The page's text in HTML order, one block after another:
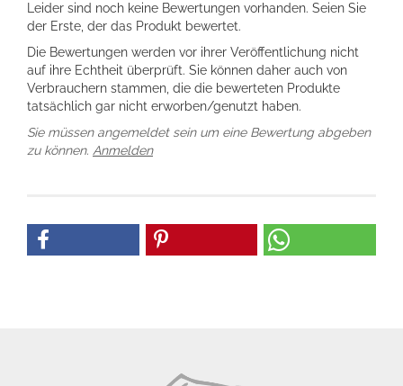
Leider sind noch keine Bewertungen vorhanden. Seien Sie
der Erste, der das Produkt bewertet.
Die Bewertungen werden vor ihrer Veröffentlichung nicht
auf ihre Echtheit überprüft. Sie können daher auch von
Verbrauchern stammen, die die bewerteten Produkte
tatsächlich gar nicht erworben/genutzt haben.
Sie müssen angemeldet sein um eine Bewertung abgeben
zu können. Anmelden